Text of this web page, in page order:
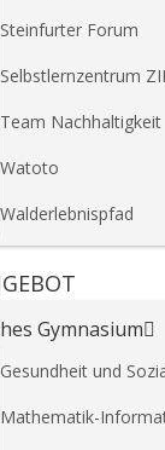
Steinfurter Forum
Selbstlernzentrum
Team Nachhaltigkeit
Watoto
Walderlebnispfad
Gymnasium
Gesundheit und
Mathematik-